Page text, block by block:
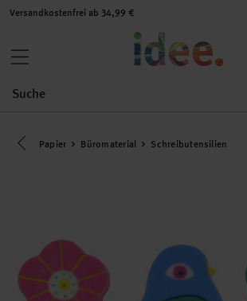
Versandkostenfrei ab 34,99 €
Eine Kategorie zurück navigieren
Papier Büromaterial Schreibutensilien